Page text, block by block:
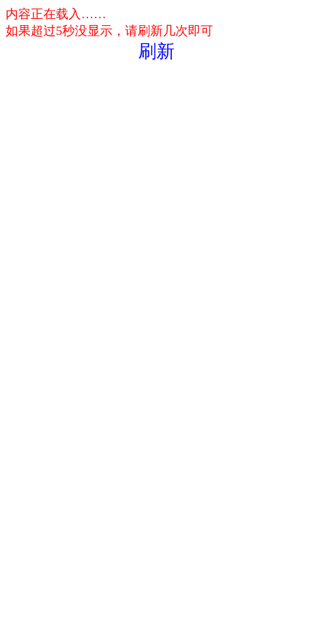
内容正在载入……
如果超过5秒没显示，请刷新几次即可
刷新